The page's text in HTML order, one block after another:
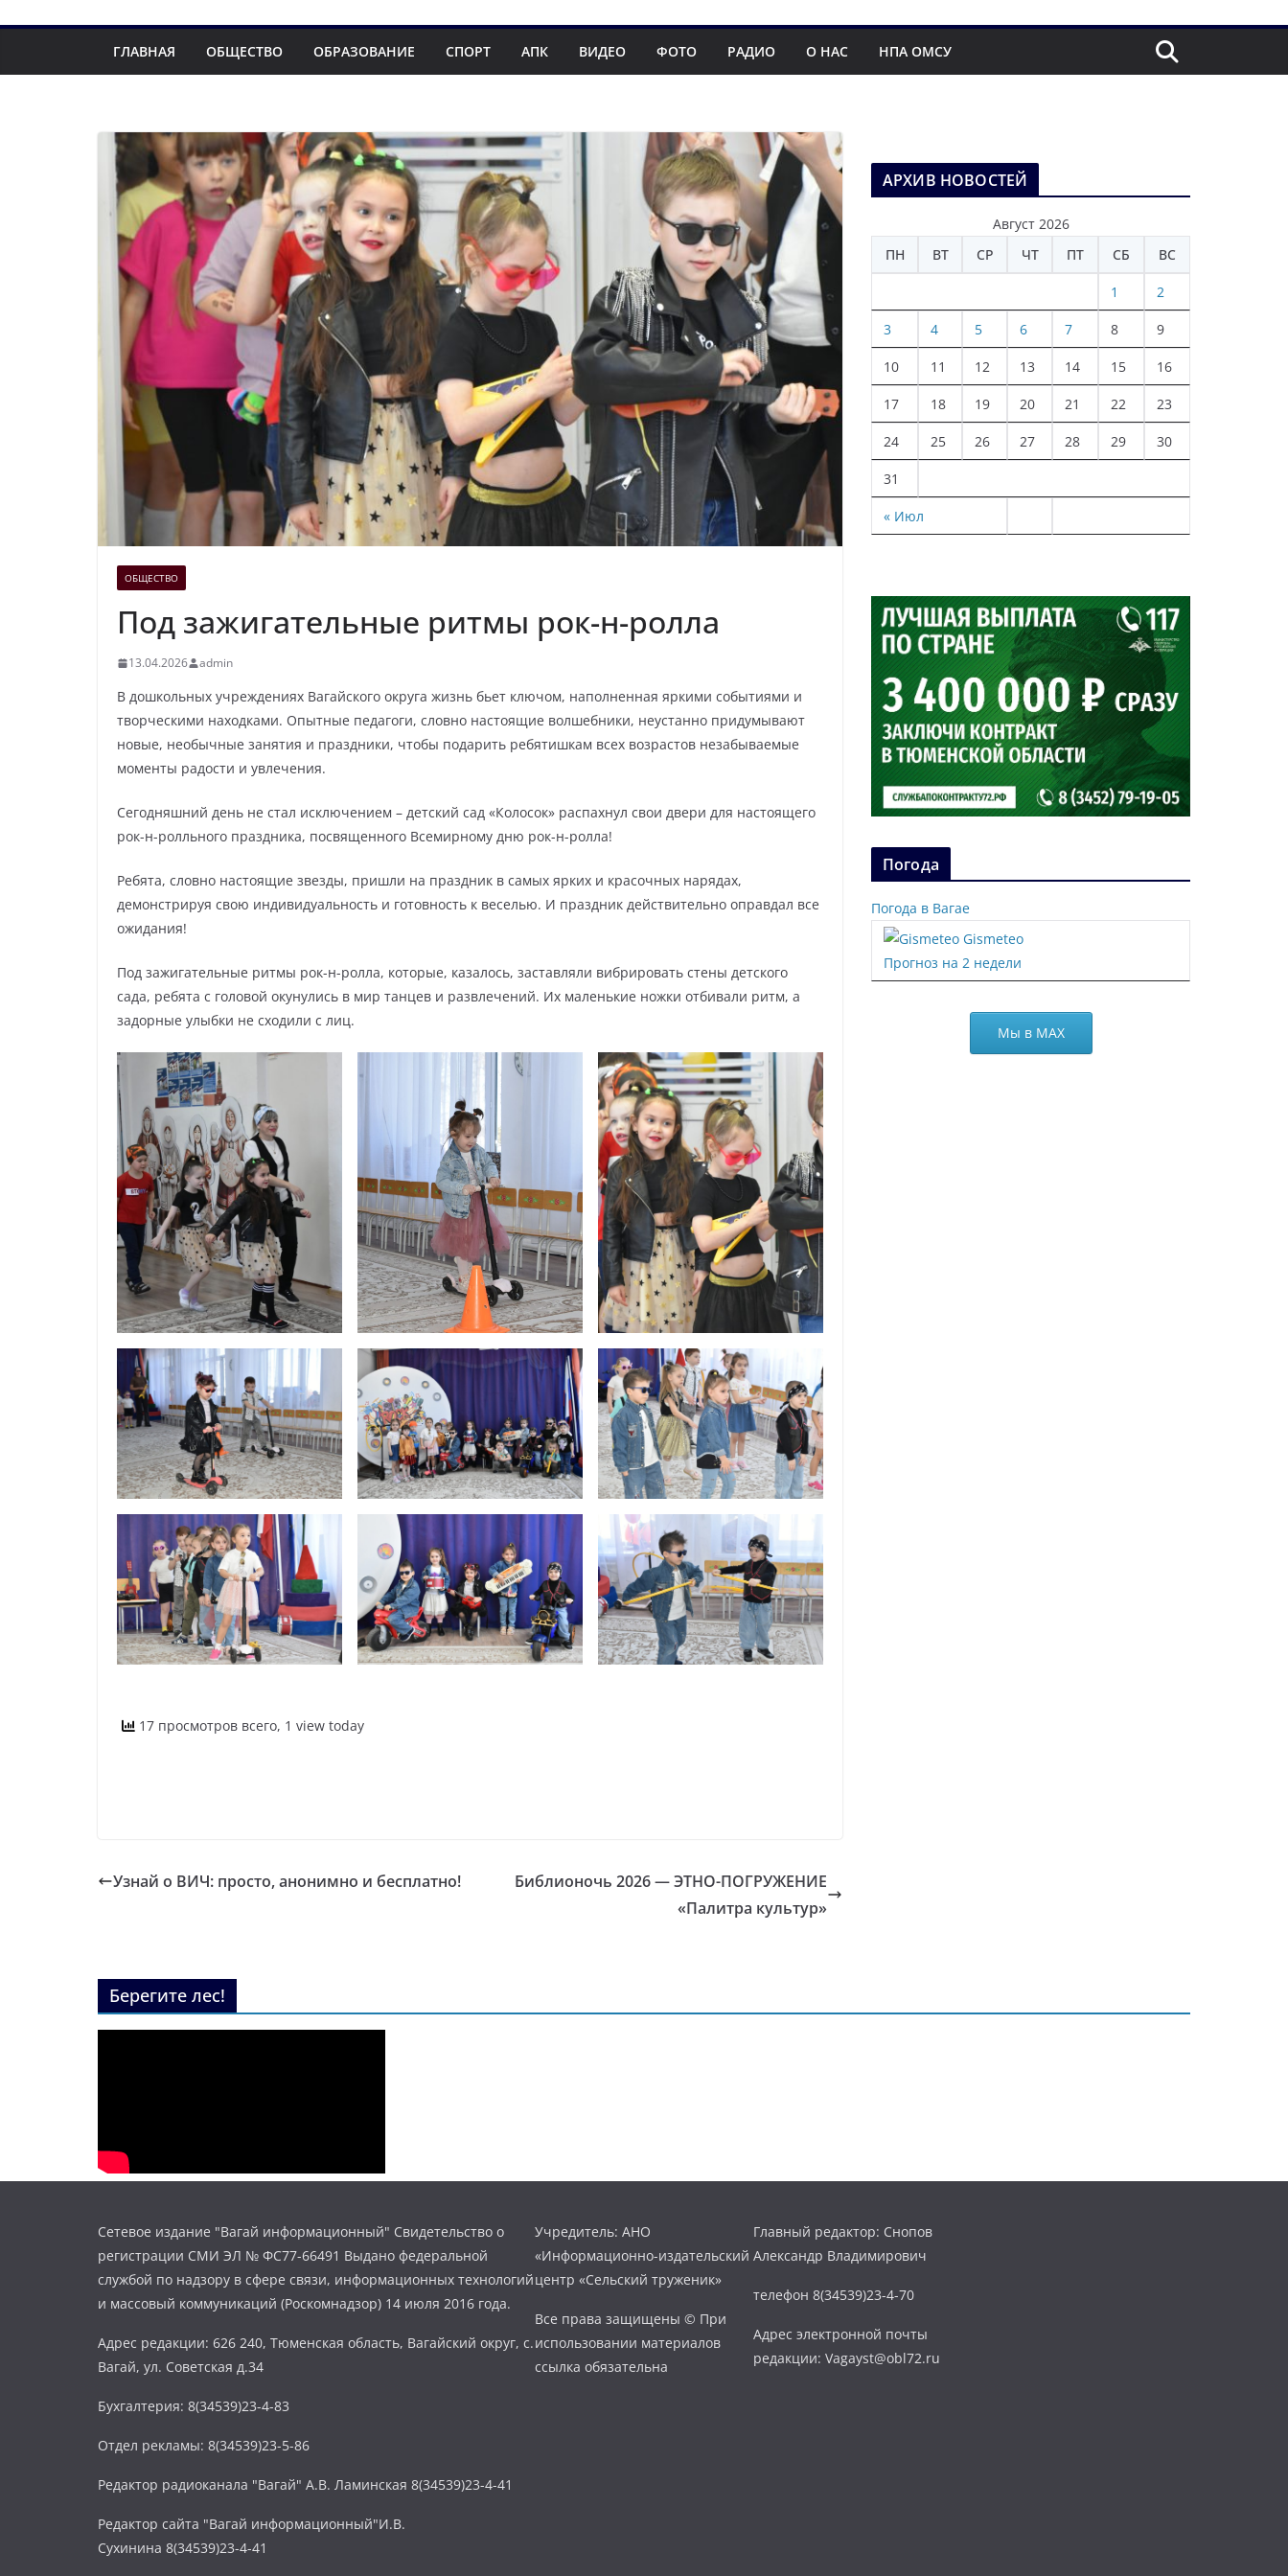
ГЛАВНАЯ ОБЩЕСТВО ОБРАЗОВАНИЕ СПОРТ АПК ВИДЕО ФОТО РАДИО О НАС НПА ОМСУ
ОБЩЕСТВО
Под зажигательные ритмы рок-н-ролла
13.04.2026 admin
В дошкольных учреждениях Вагайского округа жизнь бьет ключом, наполненная яркими событиями и
творческими находками. Опытные педагоги, словно настоящие волшебники, неустанно придумывают
новые, необычные занятия и праздники, чтобы подарить ребятишкам всех возрастов незабываемые
моменты радости и увлечения.
Сегодняшний день не стал исключением – детский сад «Колосок» распахнул свои двери для настоящего
рок-н-ролльного праздника, посвященного Всемирному дню рок-н-ролла!
Ребята, словно настоящие звезды, пришли на праздник в самых ярких и красочных нарядах,
демонстрируя свою индивидуальность и готовность к веселью. И праздник действительно оправдал все
ожидания!
Под зажигательные ритмы рок-н-ролла, которые, казалось, заставляли вибрировать стены детского
сада, ребята с головой окунулись в мир танцев и развлечений. Их маленькие ножки отбивали ритм, а
задорные улыбки не сходили с лиц.
17 просмотров всего, 1 view today
Узнай о ВИЧ: просто, анонимно и бесплатно!
Библионочь 2026 — ЭТНО-ПОГРУЖЕНИЕ
«Палитра культур»
АРХИВ НОВОСТЕЙ
Август 2026
ПН
ВТ СР ЧТ ПТ СБ ВС
« Июл
1 2
3 4 5 6 7 8 9
10 11 12 13 14 15 16
17 18 19 20 21 22 23
24 25 26 27 28 29 30
31
Погода
Погода в Вагае
Gismeteo
Прогноз на 2 недели
Мы в МАХ
Берегите лес!
Сетевое издание "Вагай информационный" Свидетельство о
регистрации СМИ ЭЛ № ФС77-66491 Выдано федеральной
службой по надзору в сфере связи, информационных технологий
и массовый коммуникаций (Роскомнадзор) 14 июля 2016 года.
Адрес редакции: 626 240, Тюменская область, Вагайский округ, с.
Вагай, ул. Советская д.34
Бухгалтерия: 8(34539)23-4-83
Отдел рекламы: 8(34539)23-5-86
Редактор радиоканала "Вагай" А.В. Ламинская 8(34539)23-4-41
Редактор сайта "Вагай информационный"И.В.
Сухинина 8(34539)23-4-41
Учредитель: АНО
«Информационно-издательский
центр «Сельский труженик»
Все права защищены © При
использовании материалов
ссылка обязательна
Главный редактор: Снопов
Александр Владимирович
телефон 8(34539)23-4-70
Адрес электронной почты
редакции: Vagayst@obl72.ru